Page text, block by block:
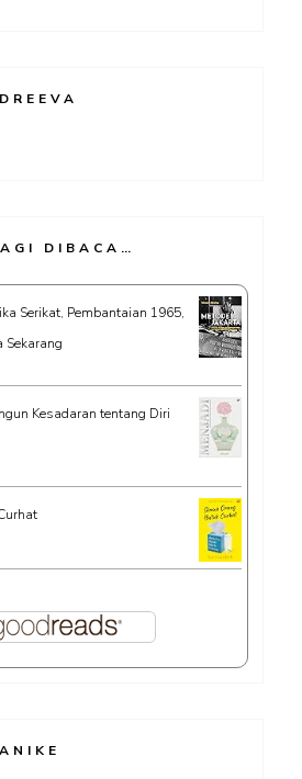
DIBACA…
Serikat, Pembantaian 1965,
Sekarang
Kesadaran tentang Diri